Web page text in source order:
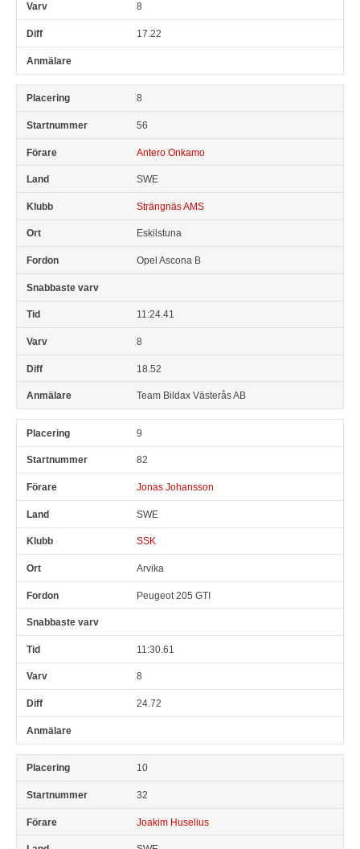
8
17.22
8
56
Antero Onkamo
SWE
Strängnäs AMS
Eskilstuna
Opel Ascona B
11:24.41
8
18.52
Team Bildax Västerås AB
9
82
Jonas Johansson
SWE
SSK
Arvika
Peugeot 205 GTI
11:30.61
8
24.72
10
32
Joakim Huselius